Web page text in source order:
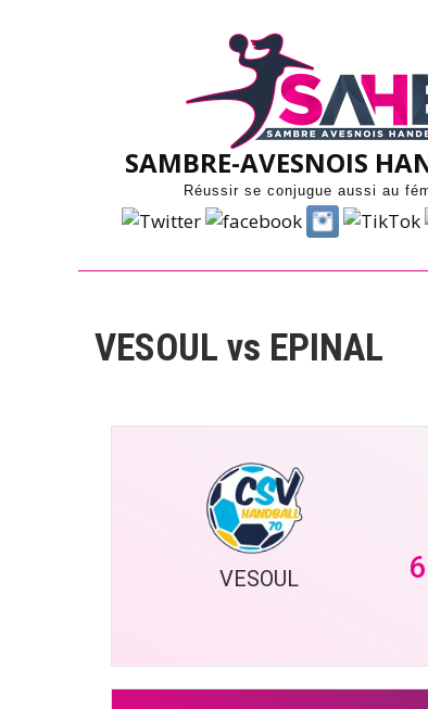
SAMBRE-AVESNOIS
Réussir se conjugue aussi au
VESOUL vs EPINAL
VESOUL